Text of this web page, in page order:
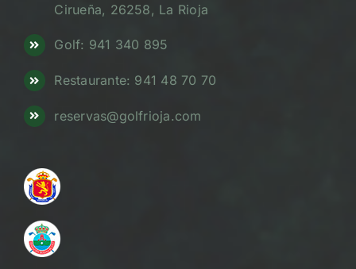
Cirueña, 26258, La Rioja
Golf: 941 340 895
Restaurante: 941 48 70 70
reservas@golfrioja.com